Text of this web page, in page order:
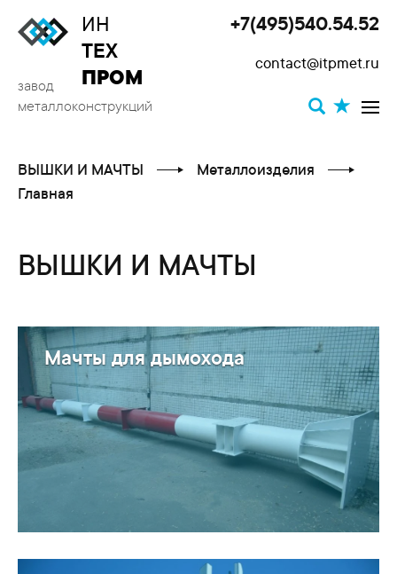
ИН
ТЕХ
ПРОМ
завод
металлоконструкций
+7(495)540.54.52
contact@itpmet.ru
ВЫШКИ И МАЧТЫ
Металлоизделия
Главная
ВЫШКИ И МАЧТЫ
Мачты для дымохода